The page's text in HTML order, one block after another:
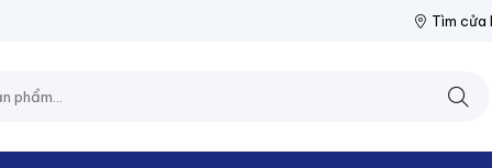
CHÂU NPP THIẾT BỊ
Tìm cửa